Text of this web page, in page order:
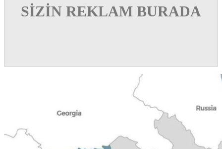
SİZİN REKLAM BURADA